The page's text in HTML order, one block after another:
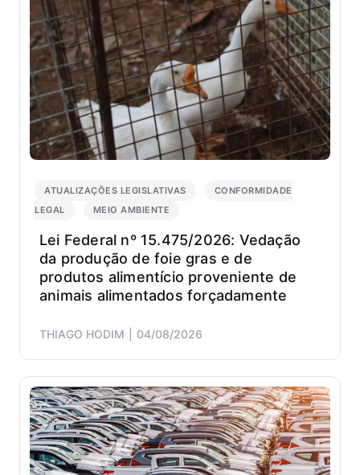
nos
de
Meio
Saúde
e
do
de
e
como:
ATUALIZAÇÕES LEGISLATIVAS
CONFORMIDADE
LEGAL
MEIO AMBIENTE
Lei Federal nº 15.475/2026: Vedação
da produção de foie gras e de
produtos alimentício proveniente de
animais alimentados forçadamente
THIAGO HODIM 04/08/2026